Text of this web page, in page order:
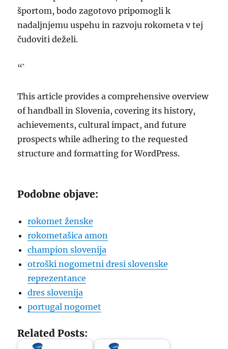
športom, bodo zagotovo pripomogli k
nadaljnjemu uspehu in razvoju rokometa v tej
čudoviti deželi.
“`
This article provides a comprehensive overview
of handball in Slovenia, covering its history,
achievements, cultural impact, and future
prospects while adhering to the requested
structure and formatting for WordPress.
Podobne objave:
rokomet ženske
rokometašica amon
champion slovenija
otroški nogometni dresi slovenske
reprezentance
dres slovenija
portugal nogomet
Related Posts: